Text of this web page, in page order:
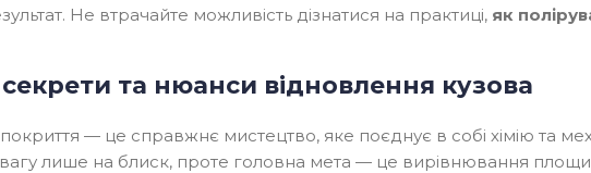
Не втрачайте можливість дізнатися на практиці, як
та нюанси відновлення кузова
— це справжнє мистецтво, яке поєднує в собі хімію та
увагу лише на блиск, проте головна мета — це вирівнювання